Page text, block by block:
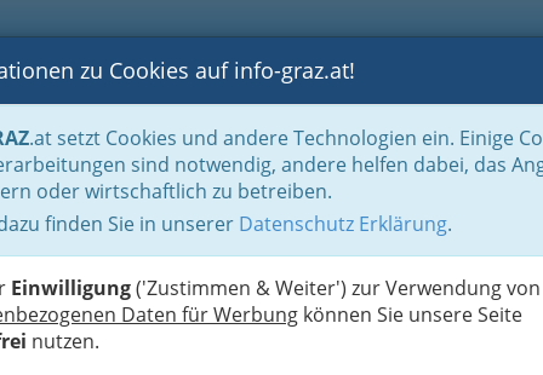
BLOGS FOTOS GASTRONOMIE BRANCHEN
zu Cookies auf info-graz.at!
.at setzt Cookies und andere Technologien ein. Einige
sind notwendig, andere helfen dabei, das
oder wirtschaftlich zu betreiben.
finden Sie in unserer Datenschutz Erklärung.
Einwilligung('Zustimmen & Weiter') zur Verwendung von
Daten für Werbung können Sie unsere Seite
nutzen.
Ausflugstipps, Ausflugsziele: Familienausflug
Familienausflug nach Graz